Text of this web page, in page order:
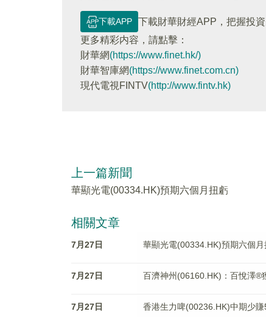
下載APP
下載財華財經APP，把握投
更多精彩内容，請點擊：
財華網(https://www.finet.hk/)
財華智庫網(https://www.finet.com.cn)
現代電視FINTV(http://www.fintv.hk)
上一篇新聞
華顯光電(00334.HK)預期六個月扭虧
相關文章
7月27日 華顯光電(00334.HK)預期六個月
7月27日 百濟神州(06160.HK)：百悅澤®
7月27日 香港生力啤(00236.HK)中期少賺